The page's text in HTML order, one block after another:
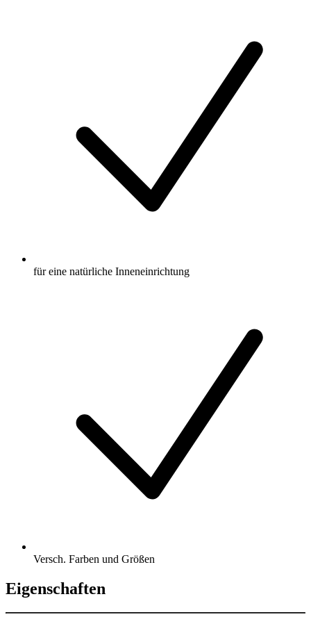
für eine natürliche Inneneinrichtung
Versch. Farben und Größen
Eigenschaften